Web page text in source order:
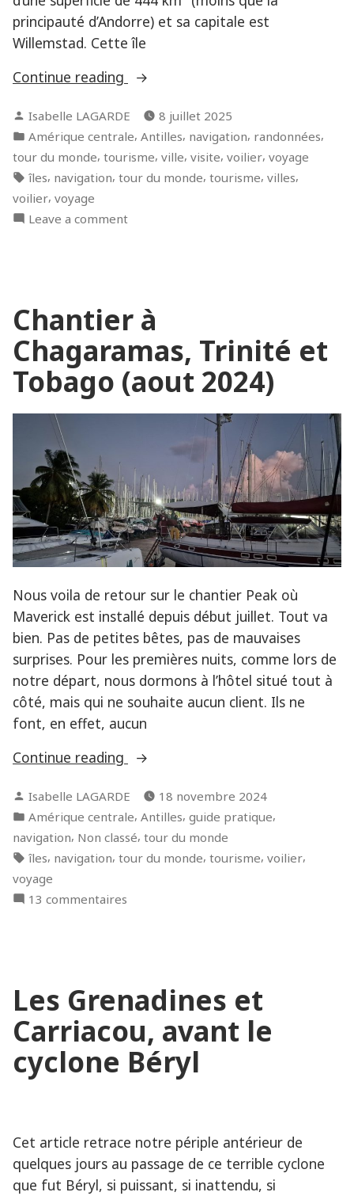
principauté d’Andorre) et sa capitale est
Willemstad. Cette île
Continue reading
« Curaçao,
belle
hollandaise
! »
Posted
by
Isabelle LAGARDE
8 juillet 2025
Posted
in
Amérique centrale, Antilles, navigation, randonnées,
tour du monde, tourisme, ville, visite, voilier, voyage
Tags:
îles, navigation, tour du monde, tourisme, villes,
voilier, voyage
Leave a commenton
!
Chantier à
Chagaramas, Trinité et
Tobago (aout 2024)
Nous voila de retour sur le chantier Peak où
Maverick est installé depuis début juillet. Tout va
bien. Pas de petites bêtes, pas de mauvaises
surprises. Pour les premières nuits, comme lors de
notre départ, nous dormons à l’hôtel situé tout à
côté, mais qui ne souhaite aucun client. Ils ne
font, en effet, aucun
Continue reading
« Chantier
Chagaramas,
Trinité
et
Tobago
Posted
by
Isabelle LAGARDE
18 novembre 2024
Posted
in
Amérique centrale, Antilles, guide pratique,
navigation, Non classé, tour du monde
Tags:
îles, navigation, tour du monde, tourisme, voilier,
voyage
13 commentaires
et
Tobago
(aout
2024)
Les Grenadines et
Carriacou, avant le
cyclone Béryl
Cet article retrace notre périple antérieur de
quelques jours au passage de ce terrible cyclone
que fut Béryl, si puissant, si inattendu, si